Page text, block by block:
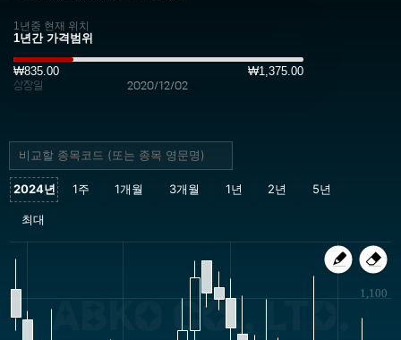
1년중 현재 위치
₩835.00 ₩1,375.00
상장일 2020/12/02
ABKO CO., LTD.
1,100